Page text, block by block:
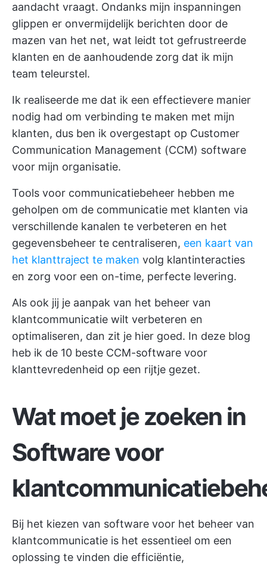
aandacht vraagt. Ondanks mijn inspanningen
glippen er onvermijdelijk berichten door de
mazen van het net, wat leidt tot gefrustreerde
klanten en de aanhoudende zorg dat ik mijn
team teleurstel.
Ik realiseerde me dat ik een effectievere manier
nodig had om verbinding te maken met mijn
klanten, dus ben ik overgestapt op Customer
Communication Management (CCM) software
voor mijn organisatie.
Tools voor communicatiebeheer hebben me
geholpen om de communicatie met klanten via
verschillende kanalen te verbeteren en het
gegevensbeheer te centraliseren, een kaart van
het klanttraject te maken volg klantinteracties
en zorg voor een on-time, perfecte levering.
Als ook jij je aanpak van het beheer van
klantcommunicatie wilt verbeteren en
optimaliseren, dan zit je hier goed. In deze blog
heb ik de 10 beste CCM-software voor
klanttevredenheid op een rijtje gezet.
Wat moet je zoeken in
Software voor
Bij het kiezen van software voor het beheer van
klantcommunicatie is het essentieel om een
oplossing te vinden die efficiëntie,